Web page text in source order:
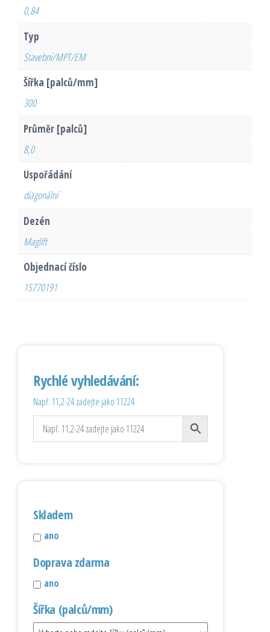
0,84
Typ
Stavební/MPT/EM
Šířka [palců/mm]
300
Průměr [palců]
8,0
Uspořádání
diagonální
Dezén
Maglift
Objednací číslo
15770191
Rychlé vyhledávání:
Např. 11,2-24 zadejte jako 11224
Skladem
ano
Doprava zdarma
ano
Šířka (palců/mm)